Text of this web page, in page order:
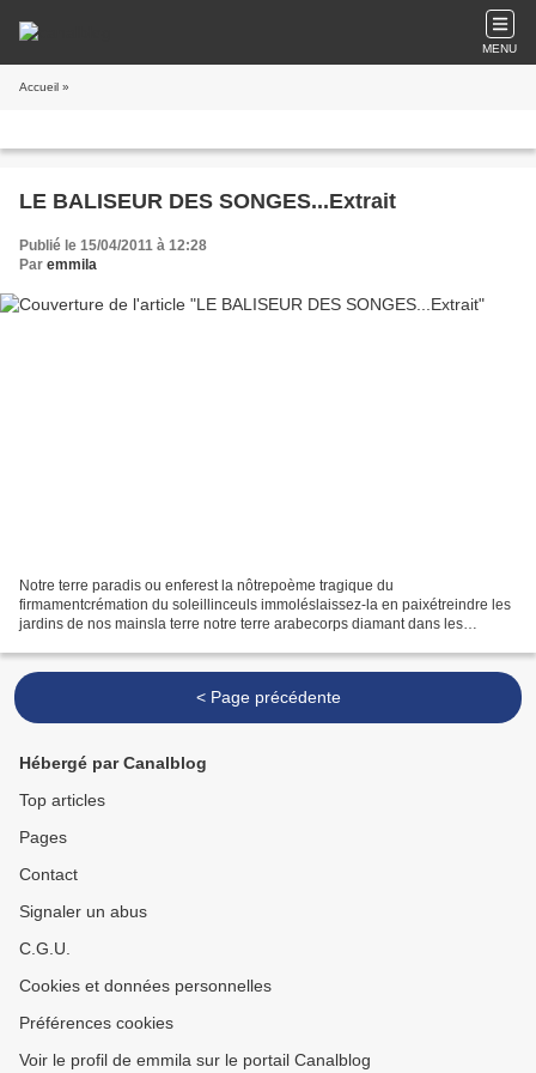
MENU
Accueil »
LE BALISEUR DES SONGES...Extrait
Publié le 15/04/2011 à 12:28
Par emmila
Notre terre paradis ou enferest la nôtrepoème tragique du
firmamentcrémation du soleillinceuls immoléslaissez-la en paixétreindre les
jardins de nos mainsla terre notre terre arabecorps diamant dans les
< Page précédente
Hébergé par Canalblog
Top articles
Pages
Contact
Signaler un abus
C.G.U.
Cookies et données personnelles
Préférences cookies
Voir le profil de emmila sur le portail Canalblog